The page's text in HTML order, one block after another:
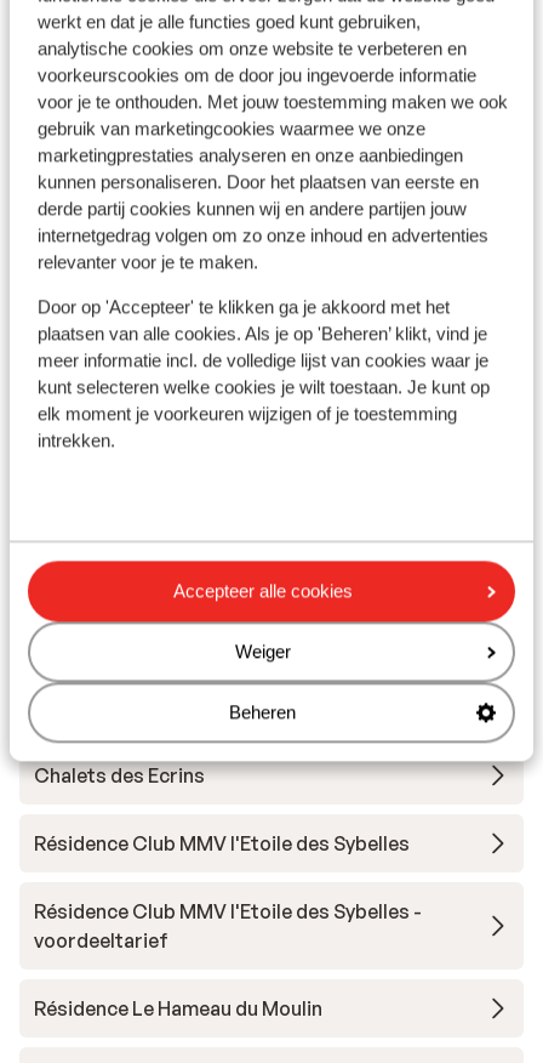
werkt en dat je alle functies goed kunt gebruiken,
analytische cookies om onze website te verbeteren en
voorkeurscookies om de door jou ingevoerde informatie
voor je te onthouden. Met jouw toestemming maken we ook
gebruik van marketingcookies waarmee we onze
marketingprestaties analyseren en onze aanbiedingen
kunnen personaliseren. Door het plaatsen van eerste en
derde partij cookies kunnen wij en andere partijen jouw
internetgedrag volgen om zo onze inhoud en advertenties
relevanter voor je te maken.
Door op 'Accepteer' te klikken ga je akkoord met het
plaatsen van alle cookies. Als je op 'Beheren’ klikt, vind je
meer informatie incl. de volledige lijst van cookies waar je
kunt selecteren welke cookies je wilt toestaan. Je kunt op
elk moment je voorkeuren wijzigen of je toestemming
intrekken.
Accepteer alle cookies
Weiger
Beheren
Bekijk op kaart
Afstanden
Centrum: 500 m
Skipiste: 100 m
Skilift: 200 m
Skipas, -les en verhuur
Skipas
Andere accommodaties in Les
Sybelles
Chalets des Ecrins
Résidence Club MMV l'Etoile des Sybelles
Résidence Club MMV l'Etoile des Sybelles -
voordeeltarief
Résidence Le Hameau du Moulin